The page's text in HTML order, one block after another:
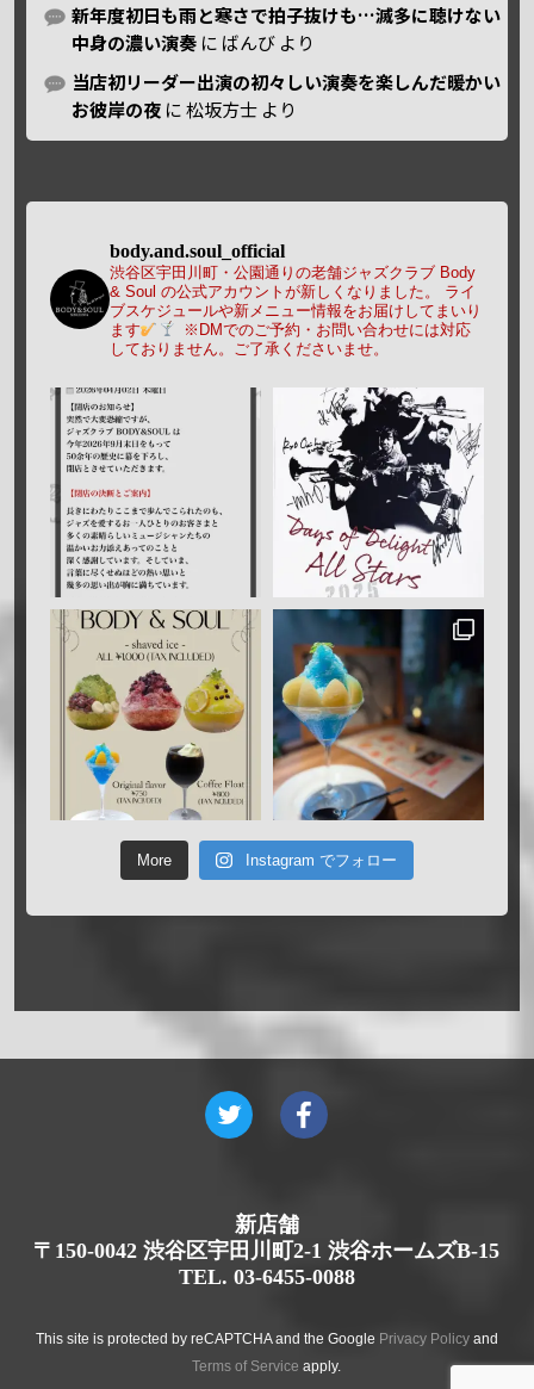
新年度初日も雨と寒さで拍子抜けも…滅多に聴けない
中身の濃い演奏 に ばんび より
当店初リーダー出演の初々しい演奏を楽しんだ暖かい
お彼岸の夜 に松坂方士 より
body.and.soul_official
渋谷区宇田川町・公園通りの老舗ジャズクラブ Body
& Soul の公式アカウントが新しくなりました。
ライ
ブスケジュールや新メニュー情報をお届けしてまいり
ます
※DMでのご予約・お問い合わせには対応
しておりません。ご了承くださいませ。
More Instagram でフォロー
新店舗
〒150-0042 渋谷区宇田川町2-1 渋谷ホームズB-15
TEL. 03-6455-0088
This site is protected by reCAPTCHA and the Google Privacy Policyand
Terms of Service apply.